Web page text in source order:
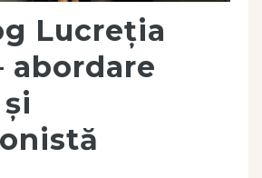
Lucreția
abordare